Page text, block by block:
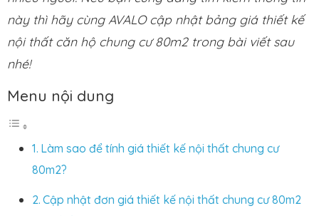
này thì hãy cùng AVALO cập nhật bảng giá thiết kế
nội thất căn hộ chung cư 80m2 trong bài viết sau
nhé!
Menu nội dung
Làm sao để tính giá thiết kế nội thất chung cư
80m2?
Cập nhật đơn giá thiết kế nội thất chung cư 80m2